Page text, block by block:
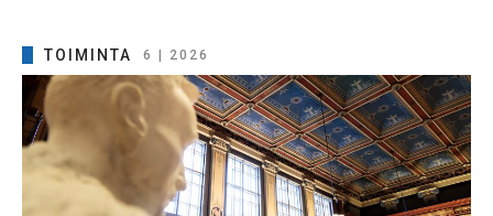
TOIMINTA 6 | 2026